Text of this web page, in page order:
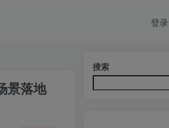
登录
景落地
搜索